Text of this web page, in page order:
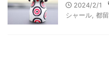
2024/2/1
シャール 都